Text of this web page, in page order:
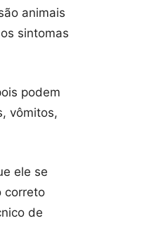
animais
sintomas
podem
vômitos,
ele se
correto
de